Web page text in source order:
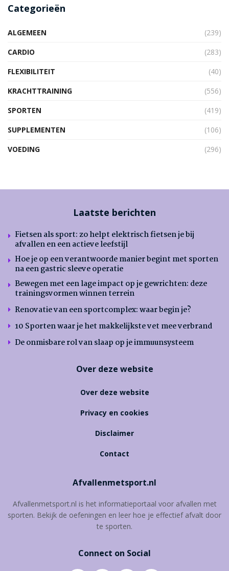
Categorieën
ALGEMEEN
(239)
CARDIO
(283)
FLEXIBILITEIT
(40)
KRACHTTRAINING
(556)
SPORTEN
(419)
SUPPLEMENTEN
(106)
VOEDING
(296)
Laatste berichten
Fietsen als sport: zo helpt elektrisch fietsen je bij
afvallen en een actieve leefstijl
Hoe je op een verantwoorde manier begint met sporten
na een gastric sleeve operatie
Bewegen met een lage impact op je gewrichten: deze
trainingsvormen winnen terrein
Renovatie van een sportcomplex: waar begin je?
10 Sporten waar je het makkelijkste vet mee verbrand
De onmisbare rol van slaap op je immuunsysteem
Over deze website
Over deze website
Privacy en cookies
Disclaimer
Contact
Afvallenmetsport.nl
Afvallenmetsport.nl is het informatieportaal voor afvallen met
sporten. Bekijk de oefeningen en leer hoe je effectief afvalt door
te sporten.
Connect on Social